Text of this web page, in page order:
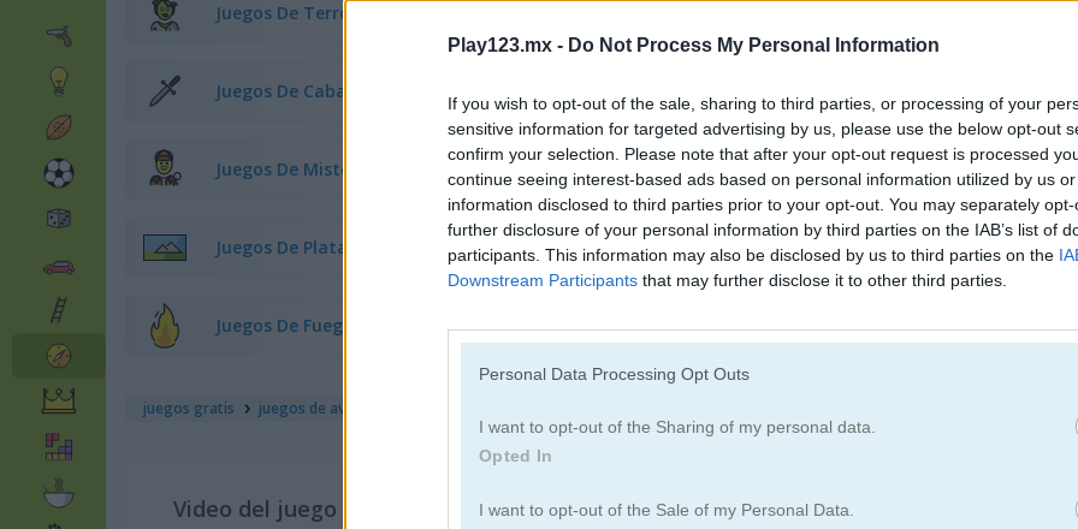
Play123.mx - Do Not Process My Personal Information
If you wish to opt-out of the sale, sharing to third parties, or processing of your
sensitive information for targeted advertising by us, please use the below opt-out
confirm your selection. Please note that after your opt-out request is processed
continue seeing interest-based ads based on personal information utilized by us
information disclosed to third parties prior to your opt-out. You may separately
further disclosure of your personal information by third parties on the IAB’s list of
participants. This information may also be disclosed by us to third parties on the
Downstream Participants that may further disclose it to other third parties.
Personal Data Processing Opt Outs
I want to opt-out of the Sharing of my personal data.
Opted In
I want to opt-out of the Sale of my Personal Data.
Juegos De Terror
Juegos De Caballeros
Juegos De Misterio Juegos De Piratas Juegos De Píxel
Juegos De Plataformas Juegos De Correr Juegos De
Juegos De Fuego Y Agua
juegos gratis juegos de aventuras
Video del juego
Cómo jugar The Green Mission: